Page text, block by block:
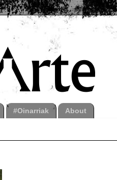
#Oinarriak About